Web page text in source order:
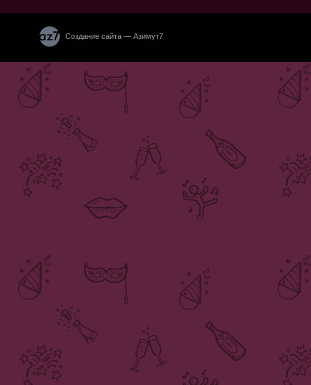
Создание сайта — Азимут7